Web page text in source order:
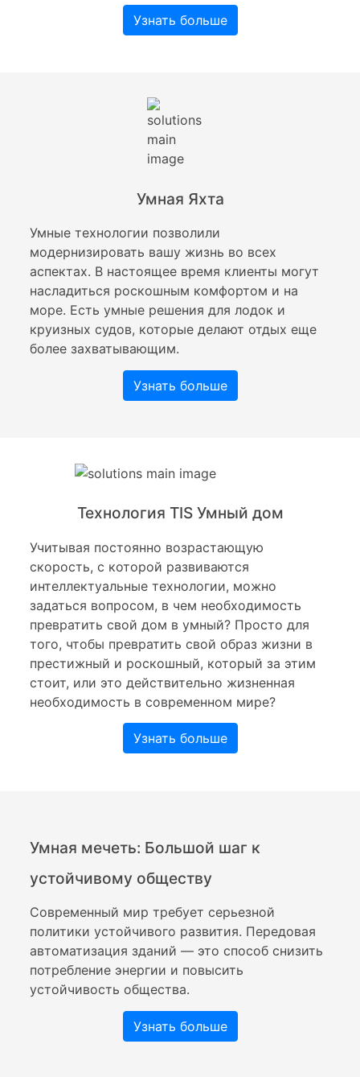
Узнать больше
Умная Яхта
Умные технологии позволили
модернизировать вашу жизнь во всех
аспектах. В настоящее время клиенты могут
насладиться роскошным комфортом и на
море. Есть умные решения для лодок и
круизных судов, которые делают отдых еще
более захватывающим.
Узнать больше
Технология TIS Умный дом
Учитывая постоянно возрастающую
скорость, с которой развиваются
интеллектуальные технологии, можно
задаться вопросом, в чем необходимость
превратить свой дом в умный? Просто для
того, чтобы превратить свой образ жизни в
престижный и роскошный, который за этим
стоит, или это действительно жизненная
необходимость в современном мире?
Узнать больше
Умная мечеть: Большой шаг к
устойчивому обществу
Современный мир требует серьезной
политики устойчивого развития. Передовая
автоматизация зданий — это способ снизить
потребление энергии и повысить
устойчивость общества.
Узнать больше